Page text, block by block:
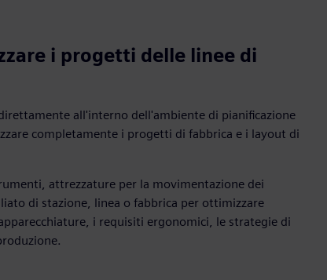
i progetti delle linee di
all'interno dell'ambiente di pianificazione
completamente i progetti di fabbrica e i layout di
attrezzature per la movimentazione dei
di stazione, linea o fabbrica per ottimizzare
i requisiti ergonomici, le strategie di